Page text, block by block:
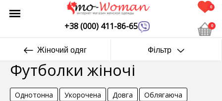
+38 (000) 411-86-65
0
0
Жіночий одяг Фільтр
Футболки жіночі
Однотонна Укорочена Довга
Облягаюча